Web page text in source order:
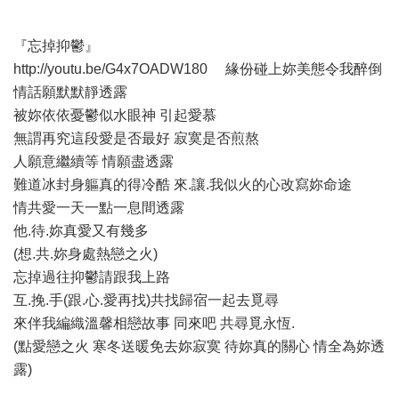
『忘掉抑鬱』
http://youtu.be/G4x7OADW180 緣份碰上妳美態令我醉倒
情話願默默靜透露
被妳依依憂鬱似水眼神 引起愛慕
無謂再究這段愛是否最好 寂寞是否煎熬
人願意繼續等 情願盡透露
難道冰封身軀真的得冷酷 來.讓.我似火的心改寫妳命途
情共愛一天一點一息間透露
他.待.妳真愛又有幾多
(想.共.妳身處熱戀之火)
忘掉過往抑鬱請跟我上路
互.挽.手(跟.心.愛再找)共找歸宿一起去覓尋
來伴我編織溫馨相戀故事 同來吧 共尋覓永恆.
(點愛戀之火 寒冬送暖免去妳寂寞 待妳真的關心 情全為妳透
露)